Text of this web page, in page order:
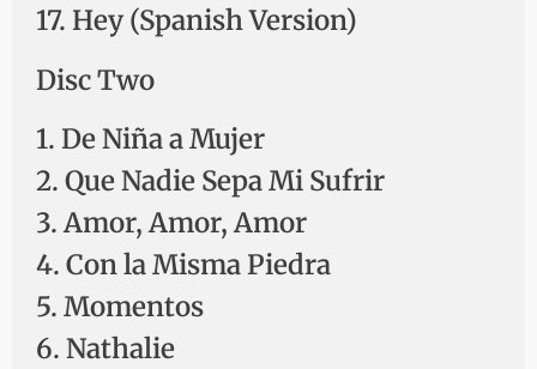
17. Hey (Spanish Version)
Disc Two
1. De Niña a Mujer
2. Que Nadie Sepa Mi Sufrir
3. Amor, Amor, Amor
4. Con la Misma Piedra
5. Momentos
6. Nathalie